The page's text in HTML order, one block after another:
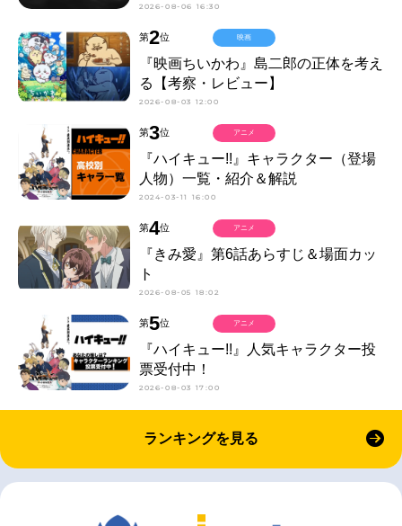
2026-08-06 16:30
第2位
『映画ちいかわ』島二郎の正体を考え
る【考察・レビュー】
2026-08-03 12:00
映画
第3位
『ハイキュー!!』キャラクター（登場
人物）一覧・紹介＆解説
2024-03-11 16:00
アニメ
第4位
『きみ愛』第6話あらすじ＆場面カッ
ト
2026-08-05 18:02
アニメ
第5位
『ハイキュー!!』人気キャラクター投
票受付中！
2026-08-03 17:00
アニメ
ランキングを見る